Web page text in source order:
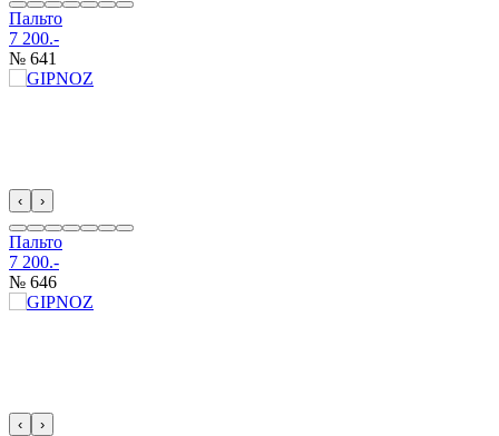
Пальто
7 200.-
№ 641
‹ ›
Пальто
7 200.-
№ 646
‹ ›